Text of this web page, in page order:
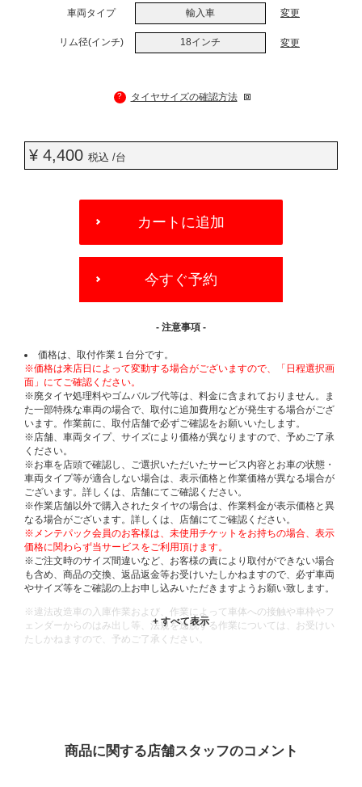
車両タイプ 輸入車 変更
リム径(インチ) 18インチ 変更
? タイヤサイズの確認方法
¥ 4,400 税込 /台
OPTIONS
カートに追加
今すぐ予約
- 注意事項 -
価格は、取付作業１台分です。
※価格は来店日によって変動する場合がございますので、「日程選択画
面」にてご確認ください。
※廃タイヤ処理料やゴムバルブ代等は、料金に含まれておりません。ま
た一部特殊な車両の場合で、取付に追加費用などが発生する場合がござ
います。作業前に、取付店舗で必ずご確認をお願いいたします。
※店舗、車両タイプ、サイズにより価格が異なりますので、予めご了承
ください。
※お車を店頭で確認し、ご選択いただいたサービス内容とお車の状態・
車両タイプ等が適合しない場合は、表示価格と作業価格が異なる場合が
ございます。詳しくは、店舗にてご確認ください。
※作業店舗以外で購入されたタイヤの場合は、作業料金が表示価格と異
なる場合がございます。詳しくは、店舗にてご確認ください。
※メンテパック会員のお客様は、未使用チケットをお持ちの場合、表示
価格に関わらず当サービスをご利用頂けます。
※ご注文時のサイズ間違いなど、お客様の責により取付ができない場合
も含め、商品の交換、返品返金等お受けいたしかねますので、必ず車両
やサイズ等をご確認の上お申し込みいただきますようお願い致します。
※違法改造車の入庫作業および、作業によって車体への接触や車枠やフ
ェンダーからのはみ出し等、法規を逸脱する作業については、お受けい
たしかねますので、予めご了承ください。
商品に関する店舗スタッフのコメント